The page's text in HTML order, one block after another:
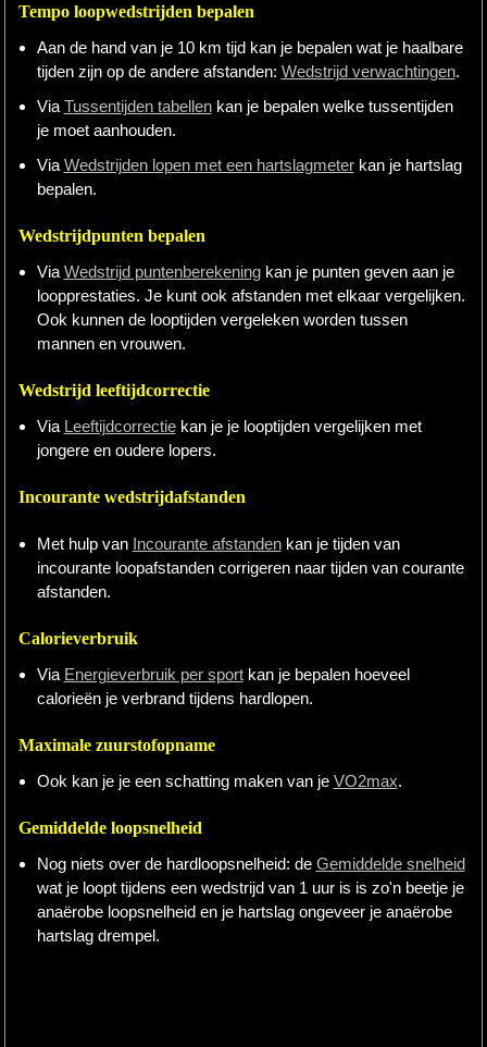
Tempo loopwedstrijden bepalen
Aan de hand van je 10 km tijd kan je bepalen wat je haalbare
tijden zijn op de andere afstanden: Wedstrijd verwachtingen.
Via Tussentijden tabellenkan je bepalen welke tussentijden
je moet aanhouden.
Via Wedstrijden lopen met een hartslagmeterkan je hartslag
bepalen.
Wedstrijdpunten bepalen
Via Wedstrijd puntenberekeningkan je punten geven aan je
loopprestaties. Je kunt ook afstanden met elkaar vergelijken.
Ook kunnen de looptijden vergeleken worden tussen
mannen en vrouwen.
Wedstrijd leeftijdcorrectie
Via Leeftijdcorrectiekan je je looptijden vergelijken met
jongere en oudere lopers.
Incourante wedstrijdafstanden
Met hulp van Incourante afstandenkan je tijden van
incourante loopafstanden corrigeren naar tijden van courante
afstanden.
Calorieverbruik
Via Energieverbruik per sportkan je bepalen hoeveel
calorieën je verbrand tijdens hardlopen.
Maximale zuurstofopname
Ook kan je je een schatting maken van je VO2max.
Gemiddelde loopsnelheid
Nog niets over de hardloopsnelheid: de Gemiddelde snelheid
wat je loopt tijdens een wedstrijd van 1 uur is is zo'n beetje je
anaërobe loopsnelheid en je hartslag ongeveer je anaërobe
hartslag drempel.